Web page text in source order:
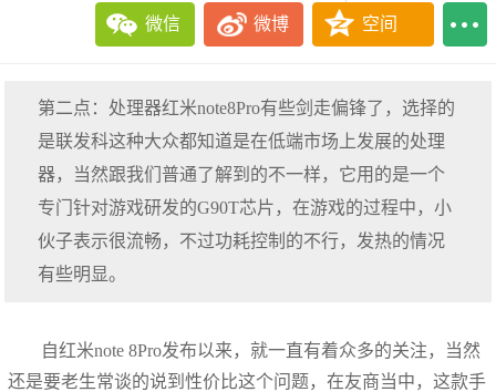
微信 微博 空间
第二点：处理器红米note8Pro有些剑走偏锋了，选择的
是联发科这种大众都知道是在低端市场上发展的处理
器，当然跟我们普通了解到的不一样，它用的是一个
专门针对游戏研发的G90T芯片，在游戏的过程中，小
伙子表示很流畅，不过功耗控制的不行，发热的情况
有些明显。
自红米note 8Pro发布以来，就一直有着众多的关注，当然
还是要老生常谈的说到性价比这个问题，在友商当中，这款手